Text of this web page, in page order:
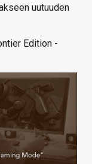
uutuuden
Edition -